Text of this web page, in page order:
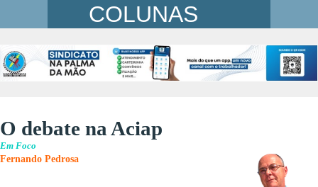
COLUNAS
O debate na Aciap
Em Foco
Fernando Pedrosa